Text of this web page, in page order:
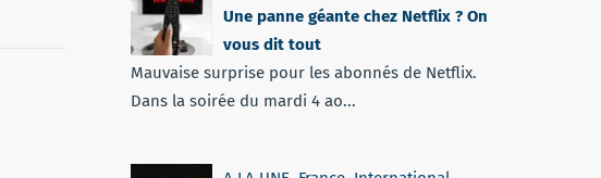
Une panne géante chez Netflix ? On
vous dit tout
Mauvaise surprise pour les abonnés de Netflix.
Dans la soirée du mardi 4 ao...